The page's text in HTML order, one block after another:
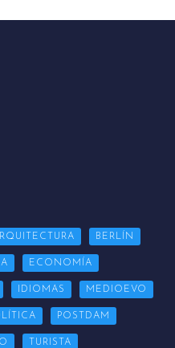
BERLÍN
ECONOMÍA
IDIOMAS MEDIOEVO
POSTDAM
TURISTA